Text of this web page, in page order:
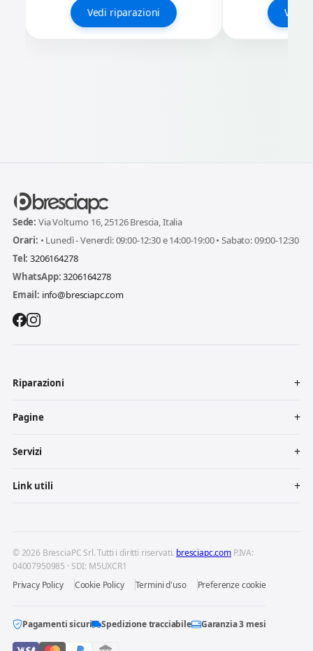
Vedi riparazioni Vedi
Sede: Via Volturno 16, 25126 Brescia, Italia
Orari: • Lunedì - Venerdì: 09:00-12:30 e 14:00-19:00 • Sabato: 09:00-12:30
Tel: 3206164278
WhatsApp:3206164278
Email: info@bresciapc.com
Riparazioni
Pagine
Servizi
Link utili
© 2026 BresciaPC Srl. Tutti i diritti riservati. bresciapc.com P.IVA:
04007950985 · SDI: M5UXCR1
Privacy Policy
Cookie Policy Termini d'uso Preferenze cookie
Pagamenti sicuri Spedizione tracciabile Garanzia 3 mesi